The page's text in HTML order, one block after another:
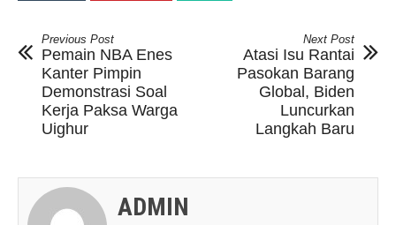
Previous Post
Pemain NBA Enes
Kanter Pimpin
Demonstrasi Soal
Kerja Paksa Warga
Uighur
Next Post
Atasi Isu Rantai
Pasokan Barang
Global, Biden
Luncurkan
Langkah Baru
ADMIN